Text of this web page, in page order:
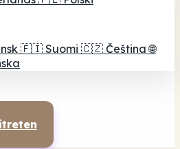
🇫🇮 Suomi 🇨🇿 Čeština 🌐